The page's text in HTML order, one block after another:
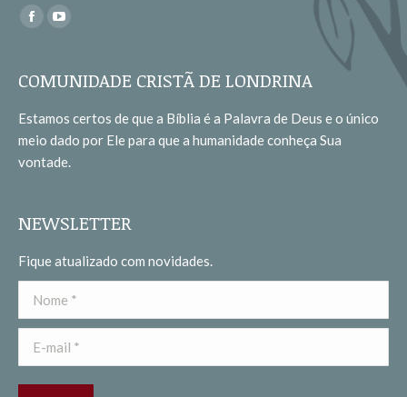
Encontre-nos em:
Facebook
opens
new
window
opens
new
window
COMUNIDADE CRISTÃ DE LONDRINA
Estamos certos de que a Bíblia é a Palavra de Deus e o único
meio dado por Ele para que a humanidade conheça Sua
vontade.
NEWSLETTER
Fique atualizado com novidades.
Nome *
E-mail *